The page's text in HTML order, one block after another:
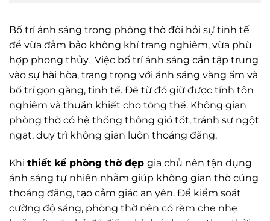
Bố trí ánh sáng trong phòng thờ đòi hỏi sự tinh tế
để vừa đảm bảo không khí trang nghiêm, vừa phù
hợp phong thủy. Việc bố trí ánh sáng cần tập trung
vào sự hài hòa, trang trọng với ánh sáng vàng ấm và
bố trí gọn gàng, tinh tế. Để từ đó giữ được tính tôn
nghiêm và thuần khiết cho tổng thể. Không gian
phòng thờ có hệ thống thông gió tốt, tránh sự ngột
ngạt, duy trì không gian luôn thoáng đãng.
Khi thiết kế phòng thờ đẹp gia chủ nên tận dụng
ánh sáng tự nhiên nhằm giúp không gian thờ cúng
thoáng đãng, tạo cảm giác an yên. Để kiểm soát
cường độ sáng, phòng thờ nên có rèm che nhẹ